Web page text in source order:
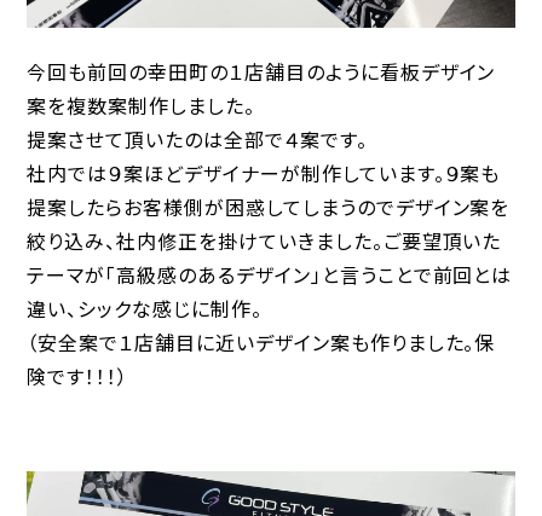
今回も前回の幸田町の１店舗目のように看板デザイン
案を複数案制作しました。
提案させて頂いたのは全部で４案です。
社内では９案ほどデザイナーが制作しています。９案も
提案したらお客様側が困惑してしまうのでデザイン案を
絞り込み、社内修正を掛けていきました。ご要望頂いた
テーマが「高級感のあるデザイン」と言うことで前回とは
違い、シックな感じに制作。
（安全案で１店舗目に近いデザイン案も作りました。保
険です！！！）